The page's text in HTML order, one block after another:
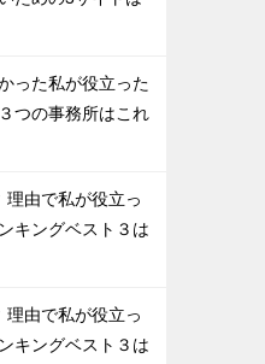
った私が役立った
つの事務所はこれ
由で私が役立っ
キングベスト３は
由で私が役立っ
キングベスト３は